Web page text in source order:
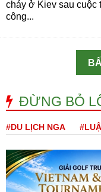
cháy ở Kiev sau cuộc
công...
ĐỪNG BỎ
#DU LỊCH NGA